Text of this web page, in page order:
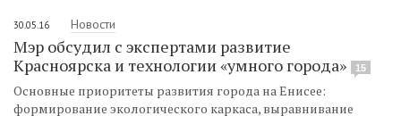
30.05.16 Новости
Мэр обсудил с экспертами развитие
Красноярска и технологии «умного города»
15
Основные приоритеты развития города на Енисее:
формирование экологического каркаса, выравнивание